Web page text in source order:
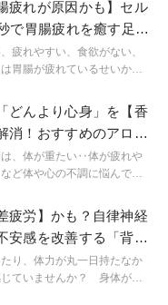
疲れが原因かも】セル
で胃腸疲れを癒す足も
疲れやすい、食欲がない、
胃腸が疲れているせいかも
きりします！
どんより心身」を【香
消！おすすめのアロマ
、体が重たい‥体が疲れや
ど体や心の不調に悩んでい
したい時にオススメの30秒
疲労】かも？自律神経
安感を改善する「背骨
り、体力が丸一日持たなか
ていませんか？ 身体が疲